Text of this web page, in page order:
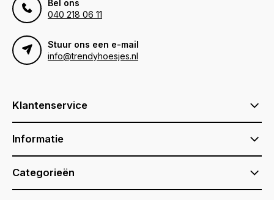
Bel ons
040 218 06 11
Stuur ons een e-mail
info@trendyhoesjes.nl
Klantenservice
Informatie
Categorieën